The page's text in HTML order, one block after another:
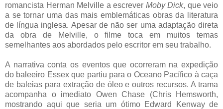
romancista Herman Melville a escrever Moby Dick, que veio
a se tornar uma das mais emblemáticas obras da literatura
de língua inglesa. Apesar de não ser uma adaptação direta
da obra de Melville, o filme toca em muitos temas
semelhantes aos abordados pelo escritor em seu trabalho.
A narrativa conta os eventos que ocorreram na expedição
do baleeiro Essex que partiu para o Oceano Pacífico à caça
de baleias para extração de óleo e outros recursos. A trama
acompanha o imediato Owen Chase (Chris Hemsworth,
mostrando aqui que seria um ótimo Edward Kenway de